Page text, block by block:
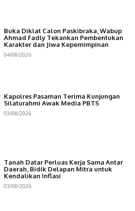
Buka Diklat Calon Paskibraka, Wabup
Ahmad Fadly Tekankan Pembentukan
Karakter dan Jiwa Kepemimpinan
04/08/2026
Kapolres Pasaman Terima Kunjungan
Silaturahmi Awak Media PBTS
03/08/2026
Tanah Datar Perluas Kerja Sama Antar
Daerah, Bidik Delapan Mitra untuk
Kendalikan Inflasi
03/08/2026